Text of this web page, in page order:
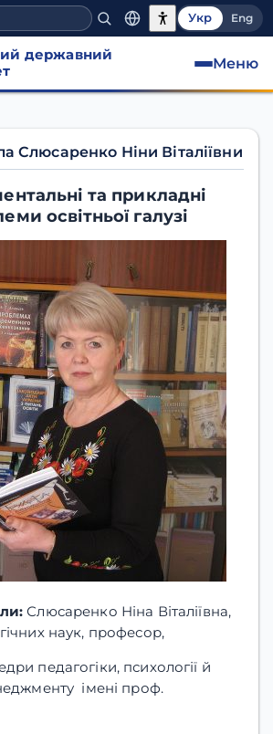
Укр Eng
державний
Меню
Слюсаренко Ніни Віталіївни
та прикладні
освітньої галузі
: Слюсаренко Ніна Віталіївна,
наук, професор,
педагогіки, психології й
імені проф.